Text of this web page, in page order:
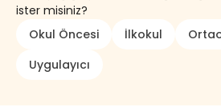
ister misiniz?
Okul Öncesi
İlkokul
Uygulayıcı